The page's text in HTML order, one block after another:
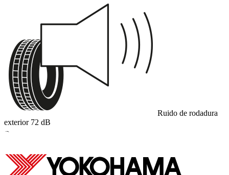
Ruido de rodadura
exterior 72 dB
B